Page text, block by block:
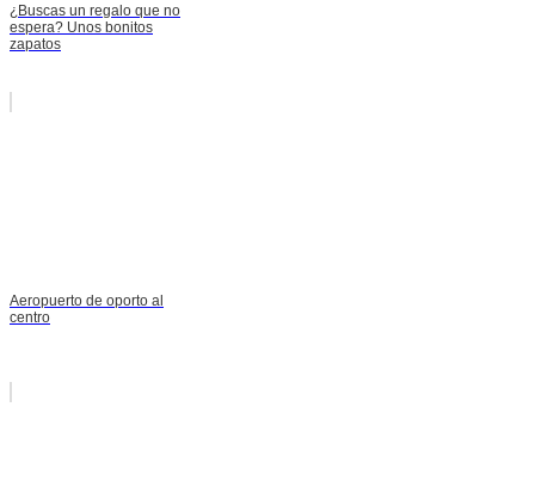
¿Buscas un regalo que no
espera? Unos bonitos
zapatos
Aeropuerto de oporto al
centro